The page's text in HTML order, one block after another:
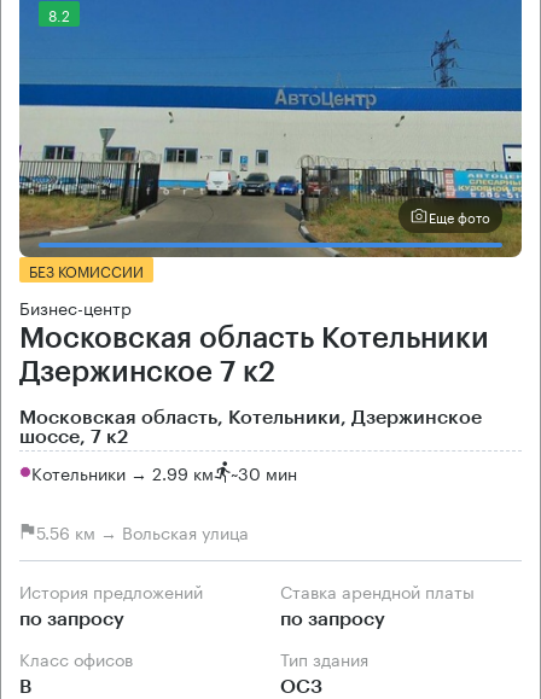
8.2
Еще фото
БЕЗ КОМИССИИ
Бизнес-центр
Московская область Котельники
Дзержинское 7 к2
Московская область, Котельники, Дзержинское
шоссе, 7 к2
Котельники → 2.99 км ~30 мин
5.56 км → Вольская улица
История предложений
по запросу
Ставка арендной платы
по запросу
Класс офисов
B
Тип здания
ОСЗ